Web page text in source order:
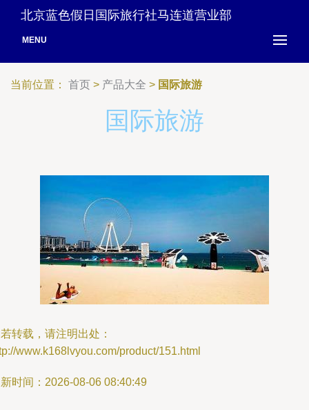
北京蓝色假日国际旅行社马连道营业部
MENU
当前位置： 首页 > 产品大全 > 国际旅游
国际旅游
转载，请注明出处：
www.k168lvyou.com/product/151.html
时间：2026-08-06 08:40:49